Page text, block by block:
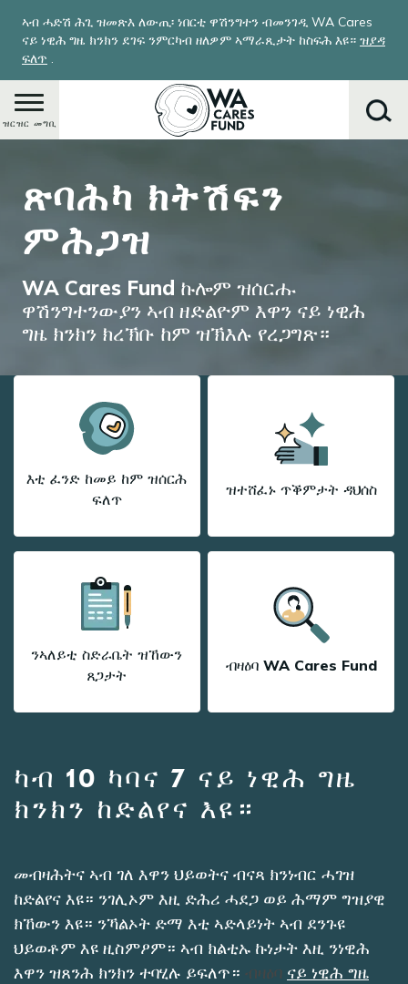
main
content
ኣብ ሓድሽ ሕጊ ዝመጽእ ለውጢ፡ ነበርቲ ዋሽንግተን ብመንገዲ WA Cares
ናይ ነዊሕ ግዜ ክንክን ደገፍ ንምርካብ ዘለዎም ኣማራጺታት ከስፍሕ እዩ። ዝያዳ
ፍለጥ .
ዝርዝር መግቢ
ምድላይጽባሕካ ክትሽፍን
ምሕጋዝ
WA Cares Fund ኩሎም ዝሰርሑ
ዋሽንግተንውያን ኣብ ዘድልዮም እዋን ናይ ነዊሕ
ግዜ ክንክን ክረኽቡ ከም ዝኽእሉ የረጋግጽ።
እቲ ፈንድ ከመይ ከም ዝሰርሕ
ፍለጥ
ዝተሸፈኑ ጥቕምታት ዳህሰስ
ንኣለይቲ ስድራቤት ዝኸውን
ጸጋታት
ብዛዕባ WA Cares Fund
ካብ 10 ካባና 7 ናይ ነዊሕ ግዜ
ክንክን ከድልየና እዩ።
መብዛሕትና ኣብ ገለ እዋን ህይወትና ብናጻ ክንነብር ሓገዝ
ከድልየና እዩ። ንገሊኦም እዚ ድሕሪ ሓደጋ ወይ ሕማም ግዝያዊ
ክኸውን እዩ። ንኻልኦት ድማ እቲ ኣድላይነት ኣብ ደንጉዩ
ህይወቶም እዩ ዚስምዖም። ኣብ ክልቲኡ ኩነታት እዚ ንነዊሕ
እዋን ዝጸንሕ ክንክን ተባሂሉ ይፍለጥ። ብዛዕባ ናይ ነዊሕ ግዜ